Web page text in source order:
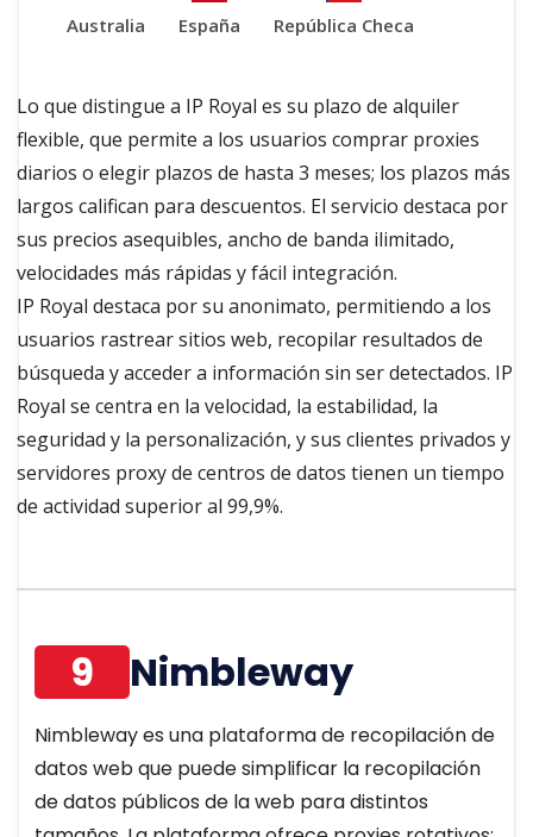
Australia España República Checa
Lo que distingue a IP Royal es su plazo de alquiler
flexible, que permite a los usuarios comprar proxies
diarios o elegir plazos de hasta 3 meses; los plazos más
largos califican para descuentos. El servicio destaca por
sus precios asequibles, ancho de banda ilimitado,
velocidades más rápidas y fácil integración.
IP Royal destaca por su anonimato, permitiendo a los
usuarios rastrear sitios web, recopilar resultados de
búsqueda y acceder a información sin ser detectados. IP
Royal se centra en la velocidad, la estabilidad, la
seguridad y la personalización, y sus clientes privados y
servidores proxy de centros de datos tienen un tiempo
de actividad superior al 99,9%.
9 Nimbleway
Nimbleway es una plataforma de recopilación de
datos web que puede simplificar la recopilación
de datos públicos de la web para distintos